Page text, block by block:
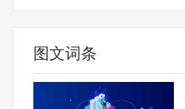
图文词条